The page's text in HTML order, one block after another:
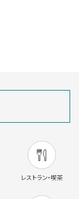
レストラン・喫茶